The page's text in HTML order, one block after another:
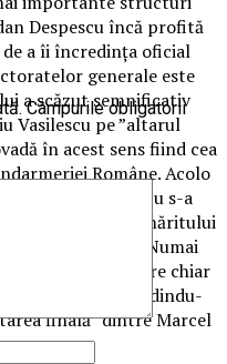
Despescu încă profită
a îi încredința oficial
generale este
a scăzut semnificativ
Vasilescu pe ”altarul
în acest sens fiind cea
Române. Acolo
Bogdan Despescu s-a
”ejectare” a urmăritului
Jandarmeriei. Numai
capul său de către chiar
Mastan” dovedindu-
finală” dintre Marcel
Câmpurile obligatorii